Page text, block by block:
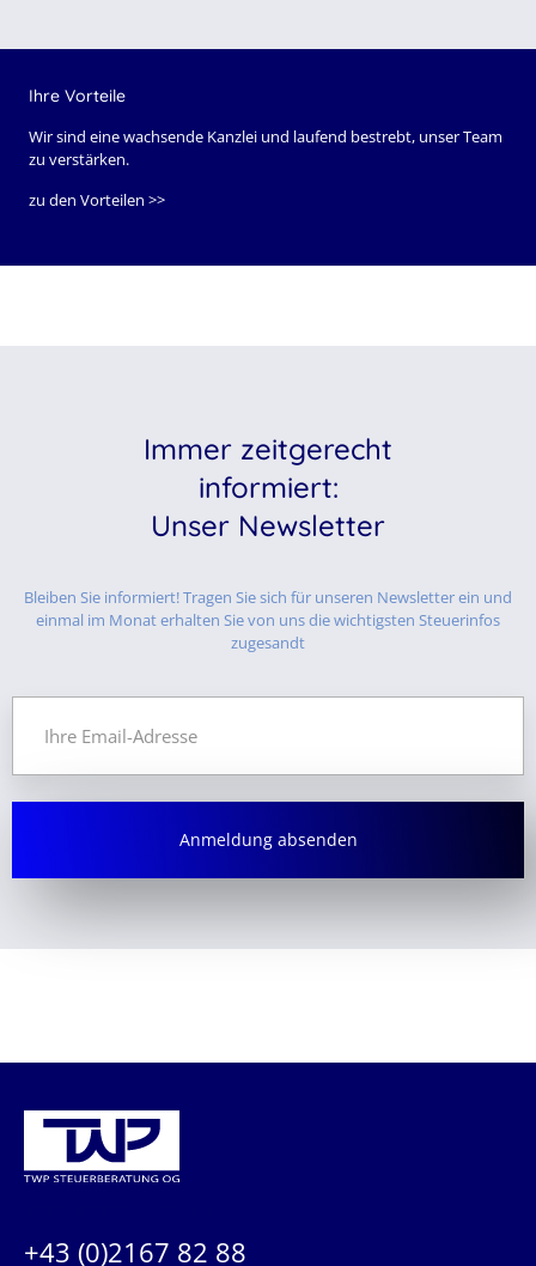
Ihre Vorteile
Wir sind eine wachsende Kanzlei und laufend bestrebt, unser Team
zu verstärken.
zu den Vorteilen >>
Immer zeitgerecht
informiert:
Unser Newsletter
Bleiben Sie informiert! Tragen Sie sich für unseren Newsletter ein und
einmal im Monat erhalten Sie von uns die wichtigsten Steuerinfos
zugesandt
+43 (0)2167 82 88